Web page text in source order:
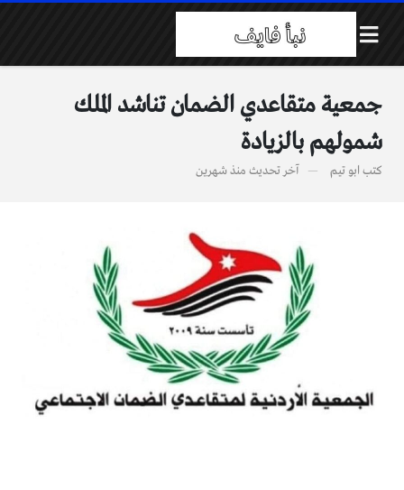
جمعية متقاعدي الضمان تناشد الملك
شمولهم بالزيادة
كتب ابو تيم آخر تحديث منذ شهرين